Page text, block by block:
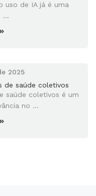
uso de IA já é uma
...
2025
de saúde coletivos
saúde coletivos é um
no ...